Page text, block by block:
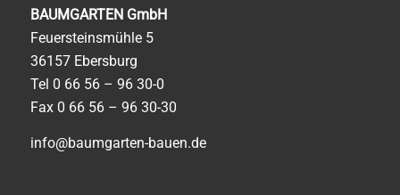
BAUMGARTEN GmbH
Feuersteinsmühle 5
36157 Ebersburg
Tel 0 66 56 – 96 30-0
Fax 0 66 56 – 96 30-30
info@baumgarten-bauen.de